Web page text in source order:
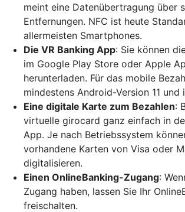
meint eine Datenübertragung über
Entfernungen. NFC ist heute
allermeisten Smartphones.
Die VR Banking App: Sie können
im Google Play Store oder Apple
herunterladen. Für das mobile
mindestens Android-Version 11 und
Eine digitale Karte zum Bezahlen:
virtuelle girocard ganz einfach in
App. Je nach Betriebssystem
vorhandene Karten von Visa oder
digitalisieren.
Einen OnlineBanking-Zugang:
Zugang haben, lassen Sie Ihr
freischalten.